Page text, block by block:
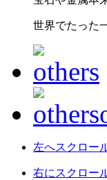
世界でたった
左へスクロー
右にスクロー